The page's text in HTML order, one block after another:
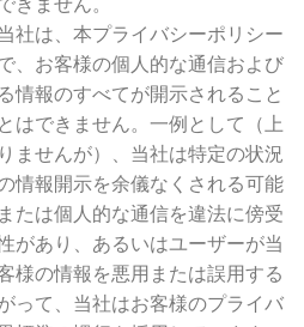
社は、本プライバシーポリシー
、お客様の個人的な通信および
情報のすべてが開示されること
はできません。一例として（上
ませんが）、当社は特定の状況
情報開示を余儀なくされる可能
たは個人的な通信を違法に傍受
があり、あるいはユーザーが当
様の情報を悪用または誤用する
って、当社はお客様のプライバ